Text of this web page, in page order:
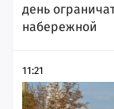
день
набережной
11:21